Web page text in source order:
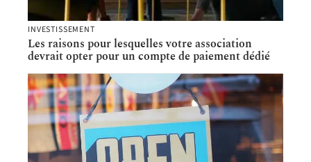
INVESTISSEMENT
Les raisons pour lesquelles votre association
devrait opter pour un compte de paiement dédié